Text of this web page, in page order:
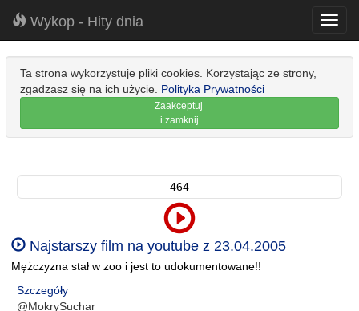
Wykop - Hity dnia
Ta strona wykorzystuje pliki cookies. Korzystając ze strony,
zgadzasz się na ich użycie. Polityka Prywatności
Zaakceptuj
i zamknij
464
Najstarszy film na youtube z 23.04.2005
Mężczyzna stał w zoo i jest to udokumentowane!!
Szczegóły
@MokrySuchar